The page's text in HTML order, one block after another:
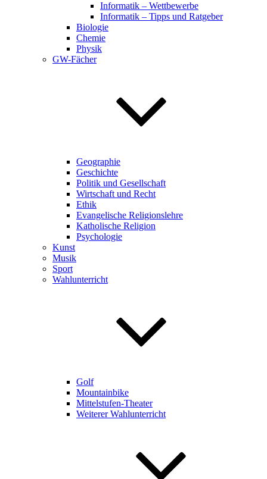
Informatik – Wettbewerbe
Informatik – Tipps und Ratgeber
Biologie
Chemie
Physik
GW-Fächer
Geographie
Geschichte
Politik und Gesellschaft
Wirtschaft und Recht
Ethik
Evangelische Religionslehre
Katholische Religion
Psychologie
Kunst
Musik
Sport
Wahlunterricht
Golf
Mountainbike
Mittelstufen-Theater
Weiterer Wahlunterricht